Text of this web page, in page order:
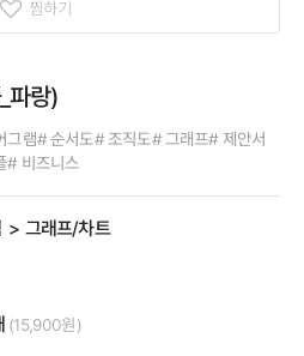
찜하기
파랑)
그램# 순서도# 조직도# 그래프# 제안서
# 비즈니스
그래프/차트
(15,900원)